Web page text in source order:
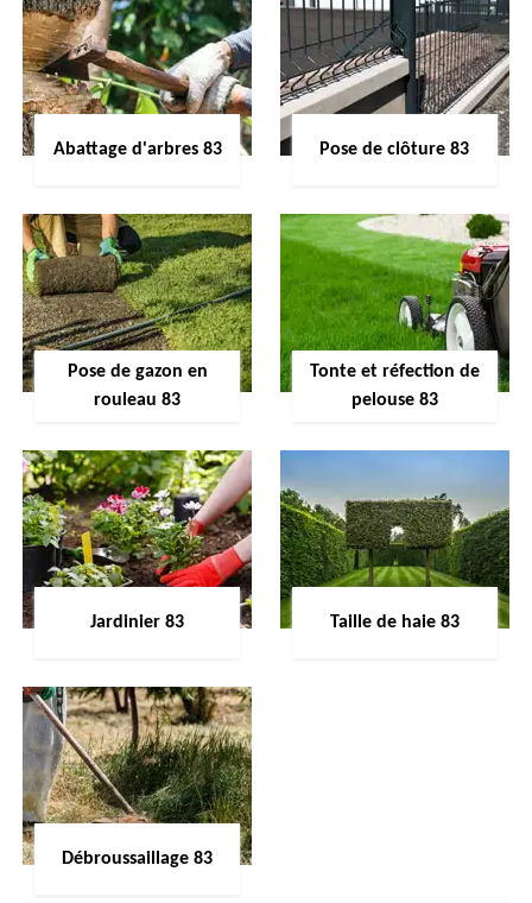
Abattage d'arbres 83 Pose de clôture 83
Pose de gazon en
rouleau 83
Tonte et réfection de
pelouse 83
Jardinier 83 Taille de haie 83
Débroussaillage 83